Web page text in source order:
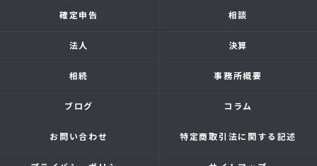
確定申告 相談
法人 決算
相続 事務所概要
ブログ コラム
お問い合わせ 特定商取引法に関する記述